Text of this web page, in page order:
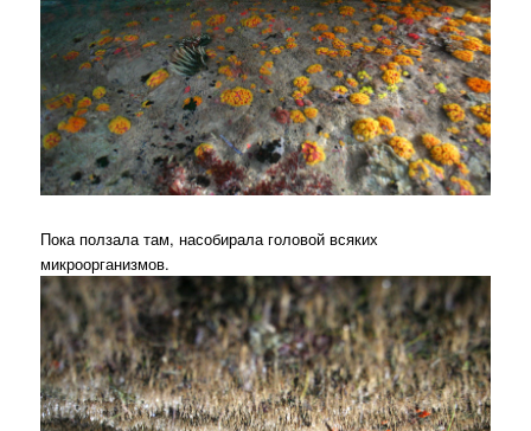
Пока ползала там, насобирала головой всяких
микроорганизмов.